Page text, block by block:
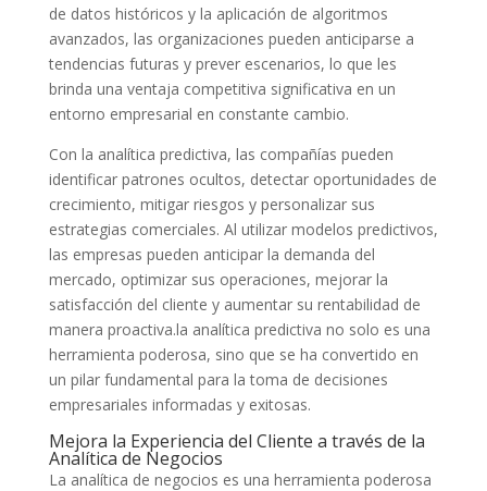
de datos ​históricos y⁤ la⁤ aplicación de algoritmos‍
avanzados, las ​organizaciones‌ pueden anticiparse ​a
tendencias futuras y prever escenarios, ‍lo ‍que les
brinda una ventaja competitiva significativa en un
entorno empresarial en constante⁤ cambio.
Con la analítica predictiva,⁤ las compañías ⁢pueden
identificar patrones ⁤ocultos, detectar oportunidades‌ de​
crecimiento, mitigar riesgos y personalizar sus
estrategias comerciales. Al‍ utilizar modelos predictivos,
‍las‌ empresas pueden‌ anticipar la demanda del
‍mercado, optimizar sus operaciones, mejorar⁣ la
satisfacción del cliente y​ aumentar su rentabilidad de
manera proactiva.la analítica ​predictiva ⁣no ⁣solo ⁤es una
herramienta poderosa, sino que⁣ se ha convertido ⁣en
un ⁢pilar fundamental para la toma de decisiones
‍empresariales informadas y exitosas.
Mejora ‍la Experiencia del Cliente a​ través de la ​
Analítica de‌ Negocios
La analítica de negocios es una herramienta‍ poderosa⁣